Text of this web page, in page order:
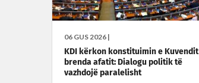
06 GUS 2026 |
KDI kërkon konstituimin e Kuvendit
brenda afatit: Dialogu politik të
vazhdojë paralelisht